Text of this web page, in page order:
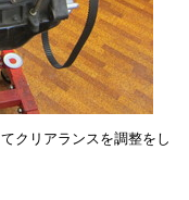
クリアランスを調整をし